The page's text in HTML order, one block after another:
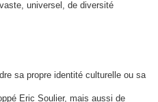
universel, de diversité
sa propre identité culturelle ou sa
Eric Soulier, mais aussi de